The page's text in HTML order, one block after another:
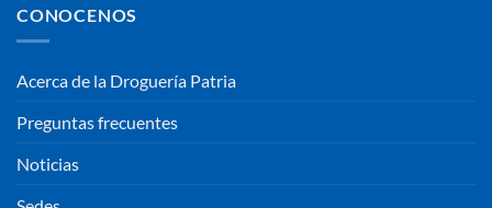
CONOCENOS
Acerca de la Droguería Patria
Preguntas frecuentes
Noticias